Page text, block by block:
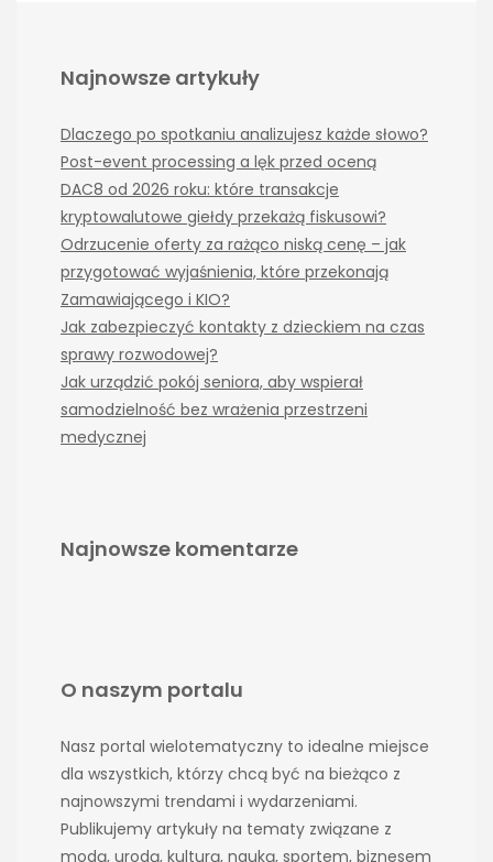
Najnowsze artykuły
Dlaczego po spotkaniu analizujesz każde słowo?
Post-event processing a lęk przed oceną
DAC8 od 2026 roku: które transakcje
kryptowalutowe giełdy przekażą fiskusowi?
Odrzucenie oferty za rażąco niską cenę – jak
przygotować wyjaśnienia, które przekonają
Zamawiającego i KIO?
Jak zabezpieczyć kontakty z dzieckiem na czas
sprawy rozwodowej?
Jak urządzić pokój seniora, aby wspierał
samodzielność bez wrażenia przestrzeni
medycznej
Najnowsze komentarze
O naszym portalu
Nasz portal wielotematyczny to idealne miejsce
dla wszystkich, którzy chcą być na bieżąco z
najnowszymi trendami i wydarzeniami.
Publikujemy artykuły na tematy związane z
modą, urodą, kulturą, nauką, sportem, biznesem